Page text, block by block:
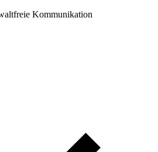
Kommunikation